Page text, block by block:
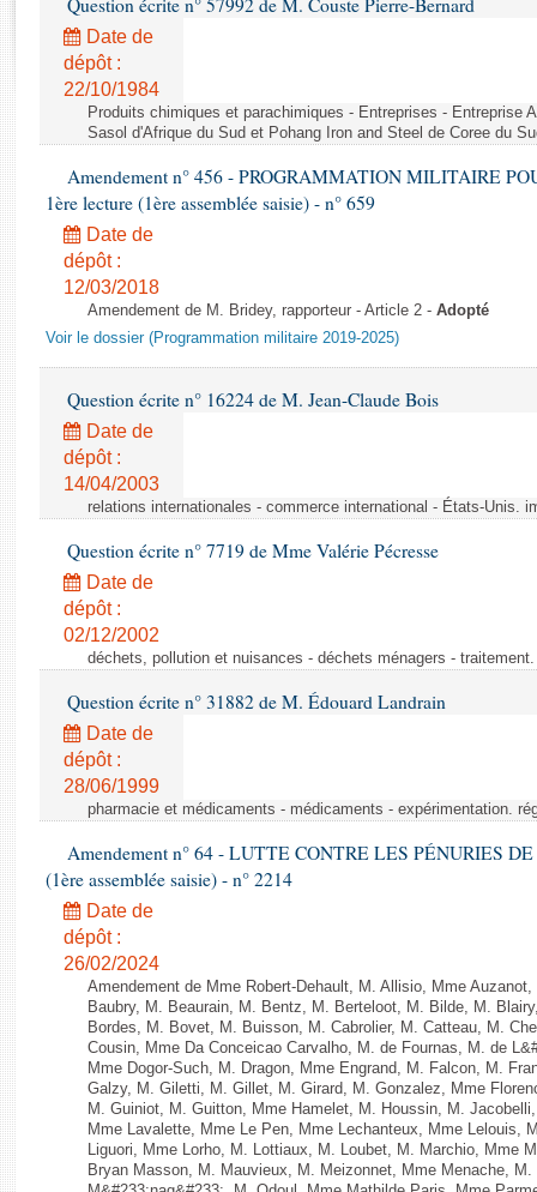
Rapports d'enquête
Rapports législatifs
Rapports sur l'application des lois
Baromètre de l’application des lois
Questions écrites et orales
Comptes rendus des débats
Question écrite n° 57992 de M. Couste Pierre-Bernard
Date de
dépôt :
22/10/1984
Produits chimiques et parachimiques - Entreprises - Entreprise
Sasol d'Afrique du Sud et Pohang Iron and Steel de Coree du
Amendement n° 456 - PROGRAMMATION MILITAIRE
1ère lecture (1ère assemblée saisie) - n° 659
Date de
dépôt :
12/03/2018
Amendement de M. Bridey, rapporteur - Article 2 - Adopté
Voir le dossier (Programmation militaire 2019-2025)
Question écrite n° 16224 de M. Jean-Claude Bois
Date de
dépôt :
14/04/2003
relations internationales - commerce international - États-Unis.
Question écrite n° 7719 de Mme Valérie Pécresse
Date de
dépôt :
02/12/2002
déchets, pollution et nuisances - déchets ménagers -
Question écrite n° 31882 de M. Édouard Landrain
Date de
dépôt :
28/06/1999
pharmacie et médicaments - médicaments - expérimentation.
Amendement n° 64 - LUTTE CONTRE LES PÉNURIES
(1ère assemblée saisie) - n° 2214
Date de
dépôt :
26/02/2024
Amendement de Mme Robert-Dehault, M. Allisio, Mme
Baubry, M. Beaurain, M. Bentz, M. Berteloot, M. Bilde, M.
Bordes, M. Bovet, M. Buisson, M. Cabrolier, M. Catteau, M.
Cousin, Mme Da Conceicao Carvalho, M. de Fournas, M. de
Mme Dogor-Such, M. Dragon, Mme Engrand, M. Falcon, M.
Galzy, M. Giletti, M. Gillet, M. Girard, M. Gonzalez, Mme
M. Guiniot, M. Guitton, Mme Hamelet, M. Houssin, M.
Mme Lavalette, Mme Le Pen, Mme Lechanteux, Mme Lelouis,
Liguori, Mme Lorho, M. Lottiaux, M. Loubet, M. Marchio, Mme
Bryan Masson, M. Mauvieux, M. Meizonnet, Mme Menache,